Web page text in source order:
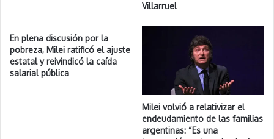
Villarruel
En plena discusión por la
pobreza, Milei ratificó el ajuste
estatal y reivindicó la caída
salarial pública
Milei volvió a relativizar el
endeudamiento de las familias
argentinas: “Es una